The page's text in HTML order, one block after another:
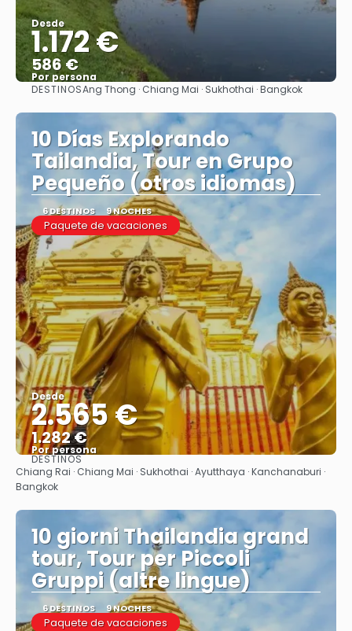
Desde
1.172 €
586 €
Por persona
Ver
DESTINOSAng Thong · Chiang Mai · Sukhothai · Bangkok
10 Días Explorando
Tailandia, Tour en Grupo
Pequeño (otros idiomas)
6 DESTINOS 9 NOCHES
Paquete de vacaciones
Desde
2.565 €
1.282 €
Por persona
Ver
DESTINOS
Chiang Rai · Chiang Mai · Sukhothai · Ayutthaya · Kanchanaburi ·
Bangkok
10 giorni Thailandia grand
tour, Tour per Piccoli
Gruppi (altre lingue)
6 DESTINOS 9 NOCHES
Paquete de vacaciones